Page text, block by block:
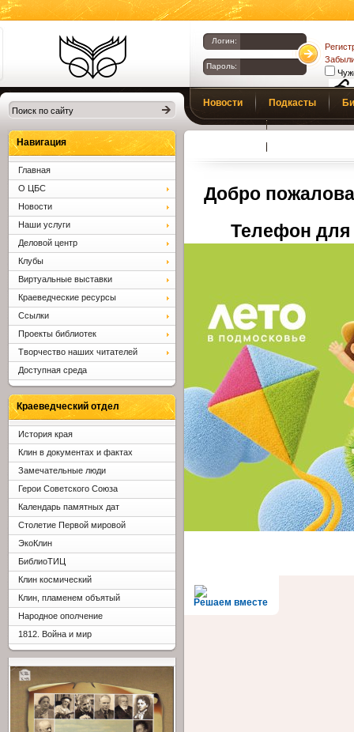
Библиотеки
Клина. Клинская
ЦБС.
Логин:
Пароль:
Новости Подкасты
Добро
Телефон для
Решаем вместе
Навигация
Главная
О ЦБС
Новости
Наши услуги
Деловой центр
Клубы
Виртуальные выставки
Краеведческие ресурсы
Ссылки
Проекты библиотек
Творчество наших читателей
Доступная среда
Краеведческий отдел
История края
Клин в документах и фактах
Замечательные люди
Герои Советского Союза
Календарь памятных дат
Столетие Первой мировой
ЭкоКлин
БиблиоТИЦ
Клин космический
Клин, пламенем объятый
Народное ополчение
1812. Война и мир